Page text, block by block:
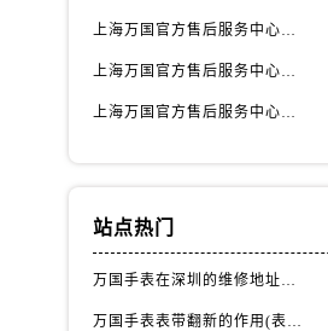
上海万国官方售后服务中心｜网点地址与服务热线权威信息公示（2026年6月最新）
上海万国官方售后服务中心｜全部网点地址电话权威信息公示（2026年6月最新）
上海万国官方售后服务中心｜服务热线及办公地址权威信息公示（2026年6月最新）
站点热门
万国手表在深圳的维修地址在哪了（万国手表如何更换表带）
万国手表表带翻新的作用(表带翻新有什么用)